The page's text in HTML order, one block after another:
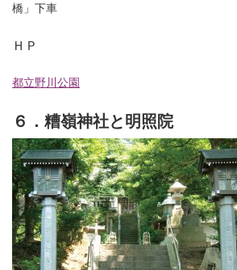
橋」下車
ＨＰ
都立野川公園
６．糟嶺神社と明照院